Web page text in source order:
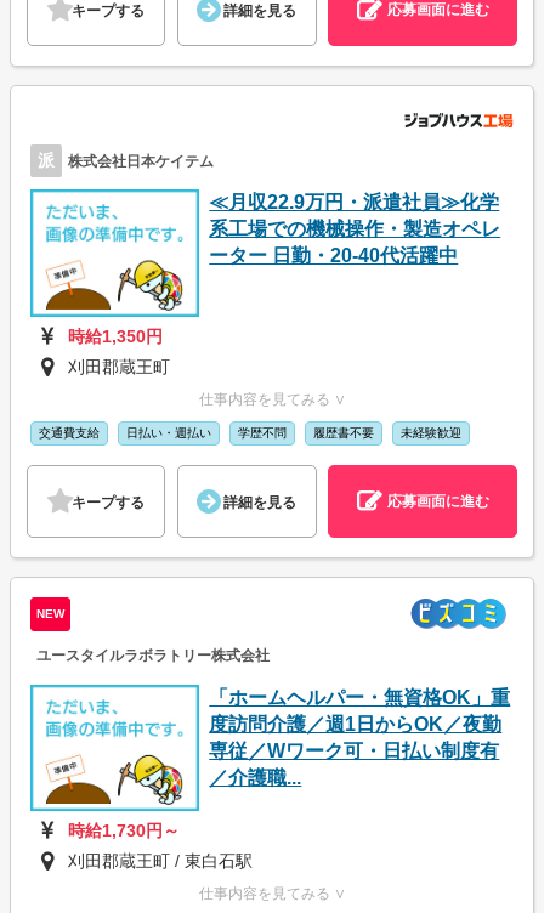
キープする 詳細を見る 応募画面に進む
派 株式会社日本ケイテム
≪月収22.9万円・派遣社員≫化学
系工場での機械操作・製造オペレ
ーター 日勤・20-40代活躍中
時給1,350円
刈田郡蔵王町
仕事内容を見てみる ∨
交通費支給 日払い・週払い 学歴不問 履歴書不要 未経験歓迎
キープする 詳細を見る 応募画面に進む
NEW
ユースタイルラボラトリー株式会社
「ホームヘルパー・無資格OK」重
度訪問介護／週1日からOK／夜勤
専従／Wワーク可・日払い制度有
／介護職...
時給1,730円～
刈田郡蔵王町 / 東白石駅
仕事内容を見てみる ∨